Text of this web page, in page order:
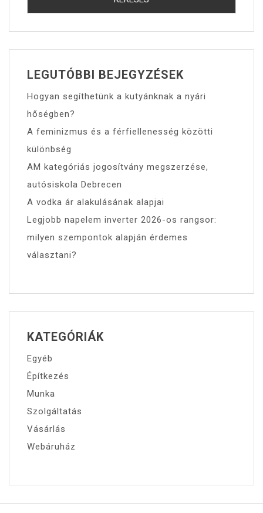
LEGUTÓBBI BEJEGYZÉSEK
Hogyan segíthetünk a kutyánknak a nyári
hőségben?
A feminizmus és a férfiellenesség közötti
különbség
AM kategóriás jogosítvány megszerzése,
autósiskola Debrecen
A vodka ár alakulásának alapjai
Legjobb napelem inverter 2026-os rangsor:
milyen szempontok alapján érdemes
választani?
KATEGÓRIÁK
Egyéb
Építkezés
Munka
Szolgáltatás
Vásárlás
Webáruház